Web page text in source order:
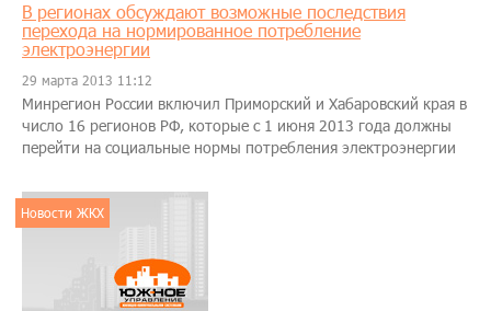
В регионах обсуждают возможные последствия
перехода на нормированное потребление
электроэнергии
29 марта 2013 11:12
Минрегион России включил Приморский и Хабаровский края в
число 16 регионов РФ, которые с 1 июня 2013 года должны
перейти на социальные нормы потребления электроэнергии
Новости ЖКХ